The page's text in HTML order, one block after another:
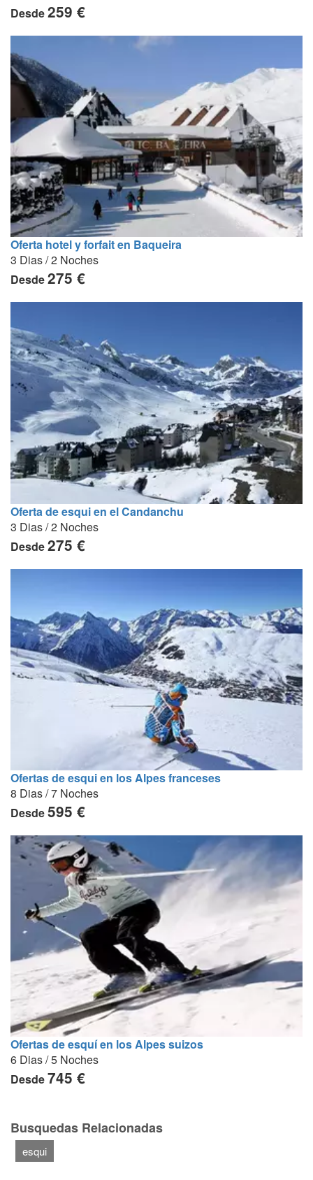
Desde259 €
Oferta hotel y forfait en Baqueira
3 Dias / 2 Noches
Desde275 €
Oferta de esqui en el Candanchu
3 Dias / 2 Noches
Desde275 €
Ofertas de esqui en los Alpes franceses
8 Dias / 7 Noches
Desde595 €
Ofertas de esquí en los Alpes suizos
6 Dias / 5 Noches
Desde745 €
Busquedas Relacionadas
esqui